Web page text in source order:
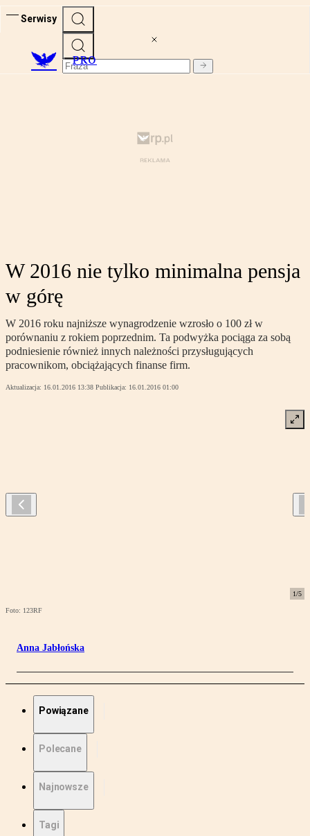
Serwisy
PRO
W 2016 nie tylko minimalna pensja
w górę
W 2016 roku najniższe wynagrodzenie wzrosło o 100 zł w
porównaniu z rokiem poprzednim. Ta podwyżka pociąga za sobą
podniesienie również innych należności przysługujących
pracownikom, obciążających finanse firm.
Aktualizacja: 16.01.2016 13:38 Publikacja: 16.01.2016 01:00
1/5
Foto: 123RF
Anna Jabłońska
Powiązane
Polecane
Najnowsze
Tagi